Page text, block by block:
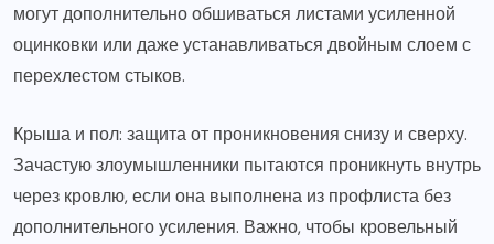
могут дополнительно обшиваться листами усиленной
оцинковки или даже устанавливаться двойным слоем с
перехлестом стыков.
Крыша и пол: защита от проникновения снизу и сверху.
Зачастую злоумышленники пытаются проникнуть внутрь
через кровлю, если она выполнена из профлиста без
дополнительного усиления. Важно, чтобы кровельный